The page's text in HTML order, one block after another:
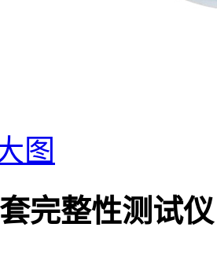
图
完整性测试仪